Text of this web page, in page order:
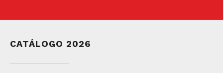
CATÁLOGO 2026